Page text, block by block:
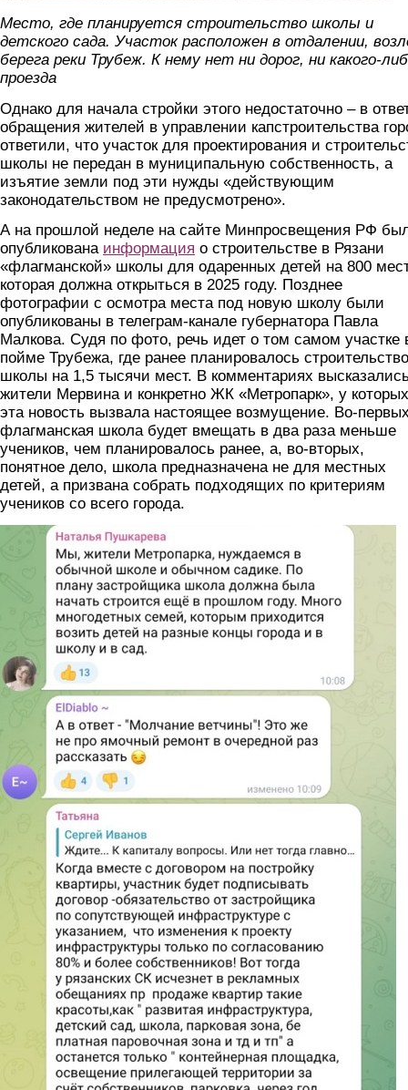
Место, где планируется строительство школы и
детского сада. Участок расположен в отдалении,
берега реки Трубеж. К нему нет ни дорог, ни какого-
проезда
Однако для начала стройки этого недостаточно – в
обращения жителей в управлении капстроительства
ответили, что участок для проектирования и
школы не передан в муниципальную собственность, а
изъятие земли под эти нужды «действующим
законодательством не предусмотрено».
А на прошлой неделе на сайте Минпросвещения РФ
опубликована информация о строительстве в Рязани
«флагманской» школы для одаренных детей на 800
которая должна открыться в 2025 году. Позднее
фотографии с осмотра места под новую школу были
опубликованы в телеграм-канале губернатора Павла
Малкова. Судя по фото, речь идет о том самом участке
пойме Трубежа, где ранее планировалось строительство
школы на 1,5 тысячи мест. В комментариях
жители Мервина и конкретно ЖК «Метропарк», у которых
эта новость вызвала настоящее возмущение. Во-
флагманская школа будет вмещать в два раза меньше
учеников, чем планировалось ранее, а, во-вторых,
понятное дело, школа предназначена не для местных
детей, а призвана собрать подходящих по критериям
учеников со всего города.
kommentarii.jpg